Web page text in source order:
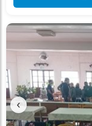
‹